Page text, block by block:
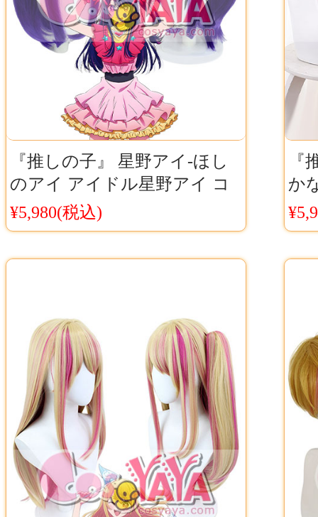
『推しの子』 星野アイ-ほし
のアイ アイドル星野アイ コ
スプレ ウィッグ Cosyaya通販
送料無料
¥5,980(税込)
『
か